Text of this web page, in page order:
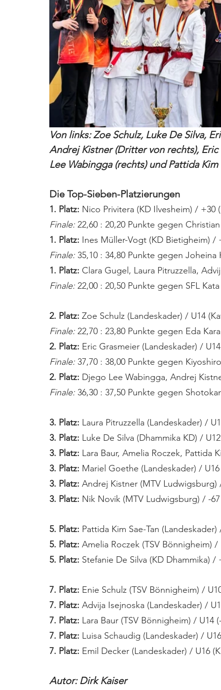
Von links: Zoe Schulz, Luke De Silva,
Andrej Kistner (Dritter von rechts),
Lee Wabingga (rechts) und Pattida Kim
Die Top-Sieben-Platzierungen
1. Platz: Nico Privitera (KD Ilvesheim) / +30
Finale: 22,60 : 20,20 Punkte gegen
1. Platz: Ines Müller-Vogt (KD Bietigheim) /
Finale: 35,10 : 34,80 Punkte gegen
1. Platz: Clara Gugel, Laura Pitruzzella,
Finale: 22,00 : 20,50 Punkte gegen SFL
2. Platz: Zoe Schulz (Landeskader) / U14
Finale: 22,70 : 23,80 Punkte gegen Eda
2. Platz: Eric Grasmeier (Landeskader) /
Finale: 37,70 : 38,00 Punkte gegen
2. Platz: Djego Lee Wabingga, Andrej
Finale: 36,30 : 37,50 Punkte gegen
3. Platz: Laura Pitruzzella (Landeskader) /
3. Platz: Luke De Silva (Dhammika KD) /
3. Platz: Lara Baur, Amelia Roczek, Pattida
3. Platz: Mariel Goethe (Landeskader) / U16
3. Platz: Andrej Kistner (MTV Ludwigsburg)
3. Platz: Nik Novik (MTV Ludwigsburg) / -
5. Platz: Pattida Kim Sae-Tan (Landeskader)
5. Platz: Amelia Roczek (TSV Bönnigheim)
5. Platz: Stefanie De Silva (KD Dhammika) /
7. Platz: Enie Schulz (TSV Bönnigheim) /
7. Platz: Advija Isejnoska (Landeskader) /
7. Platz: Lara Baur (TSV Bönnigheim) /
7. Platz: Luisa Schaudig (Landeskader) /
7. Platz: Emil Decker (Landeskader) / U16
Autor: Dirk Kaiser